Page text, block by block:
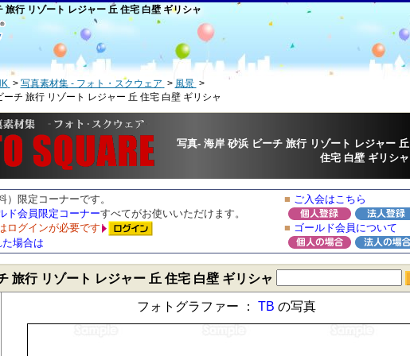
旅行 リゾート レジャー 丘 住宅 白壁 ギリシャ
写真素材集 - フォト・スクウェア
風景
ーチ 旅行 リゾート レジャー 丘 住宅 白壁 ギリシャ
写真- 海岸 砂浜 ビーチ 旅行 リゾート レジャー 丘
住宅 白壁 ギリシャ
）限定コーナーです。
ド会員限定コーナーすべてがお使いいただけます。
ログインが必要です
場合は
■ ご入会はこちら
■ ゴールド会員について
旅行 リゾート レジャー 丘 住宅 白壁 ギリシャ
フォトグラファー ： TB の写真